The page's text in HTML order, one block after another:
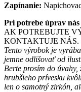
Zapínanie:
Pri potrebe úprav
AK POTREBUJTE
KONTAKTUJE NÁS.
Tento výrobok je
jemne odlišovať od
Berte prosím do
hrubšieho prívesku
len o samotný zirkón,